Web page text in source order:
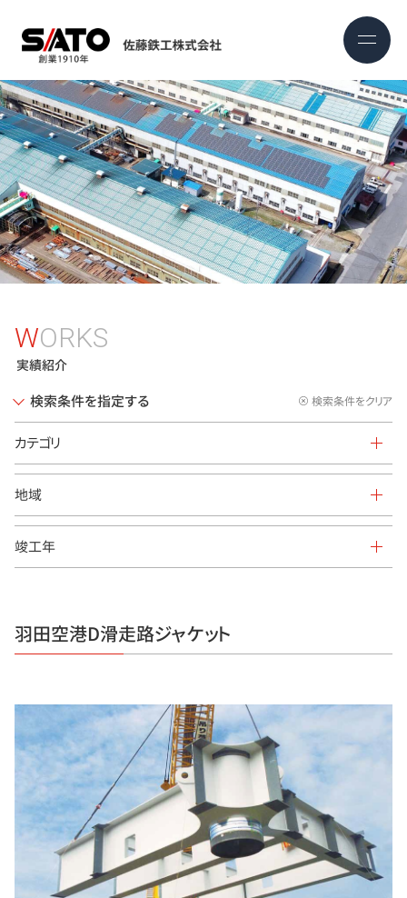
WORKS
実績紹介
検索条件を指定する 検索条件をクリア
カテゴリ
研究開発
橋梁
鋼構造物
環境関連
地域
-
東北地方
北陸地方
東海地方
近畿地方
中国地方
四国地方
九州地方
竣工年
2023
2021
2019
2018
2017
-
羽田空港D滑走路ジャケット